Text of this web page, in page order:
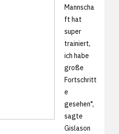
Mannscha
ft hat
super
trainiert,
ich habe
große
Fortschritt
e
gesehen",
sagte
Gislason